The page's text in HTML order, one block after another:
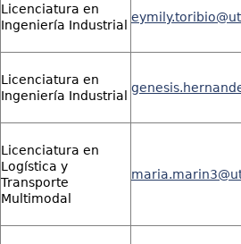
Licenciatura en
Ingeniería Industrial
Licenciatura en
Ingeniería Industrial
Licenciatura en
Logística y
Transporte
Multimodal